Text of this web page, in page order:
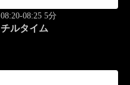
08:20-08:25 5分
チルタイム